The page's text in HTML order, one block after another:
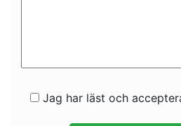
Jag har läst och